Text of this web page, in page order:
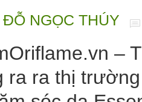
ĐỖ NGỌC THÚY
–
ra ra thị